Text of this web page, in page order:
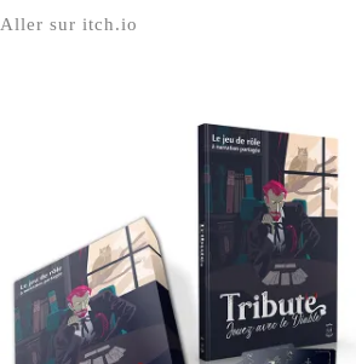
Aller sur itch.io